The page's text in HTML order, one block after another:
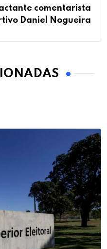
comentarista
Daniel Nogueira